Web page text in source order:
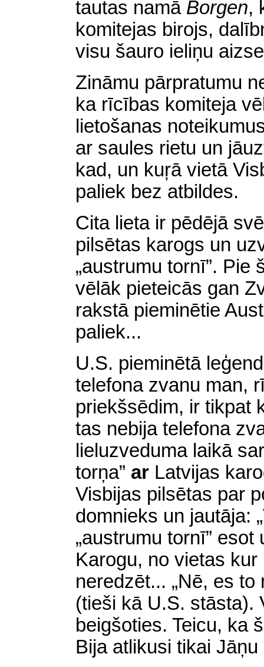
tautas namā Borgen,
komitejas birojs,
visu šauro ieliņu
Zināmu pārpratumu
ka rīcības komiteja
lietošanas
ar saules rietu un
kad, un kuŗā vietā
paliek bez atbildes.
Cita lieta ir pēdējā
pilsētas karogs un
„austrumu tornī”. Pie
vēlāk pieteicās gan
rakstā pieminētie
paliek...
U.S. pieminētā
telefona zvanu man,
priekšsēdim, ir tikpat
tas nebija telefona
lieluzveduma laikā
torņa” ar Latvijas
Visbijas pilsētas par
domnieks un jautāja:
„austrumu tornī”
Karogu, no vietas
neredzēt... „Nē, es to
(tieši kā U.S. stāsta).
beigšoties. Teicu, ka
Bija atlikusi tikai